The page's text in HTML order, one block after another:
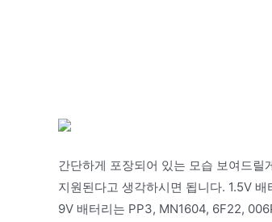
간단하게 포장되어 있는 모습 보여드
지원된다고 생각하시면 됩니다. 1.5V
9V 배터리는 PP3, MN1604, 6F22,